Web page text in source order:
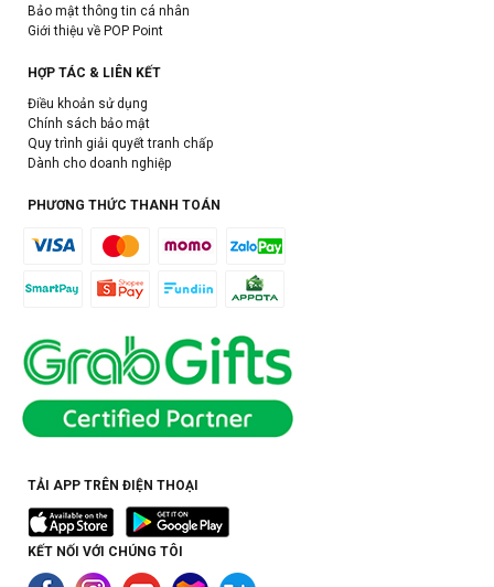
Bảo mật thông tin cá nhân
Giới thiệu về POP Point
HỢP TÁC & LIÊN KẾT
Điều khoản sử dụng
Chính sách bảo mật
Quy trình giải quyết tranh chấp
Dành cho doanh nghiệp
PHƯƠNG THỨC THANH TOÁN
TẢI APP TRÊN ĐIỆN THOẠI
KẾT NỐI VỚI CHÚNG TÔI